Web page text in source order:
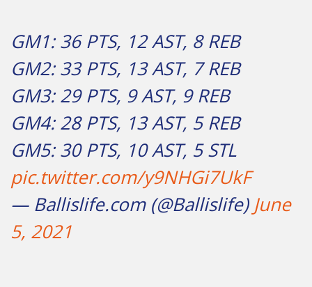
GM1: 36 PTS, 12 AST, 8 REB
GM2: 33 PTS, 13 AST, 7 REB
GM3: 29 PTS, 9 AST, 9 REB
GM4: 28 PTS, 13 AST, 5 REB
GM5: 30 PTS, 10 AST, 5 STL
pic.twitter.com/y9NHGi7UkF
— Ballislife.com (@Ballislife) June
5, 2021